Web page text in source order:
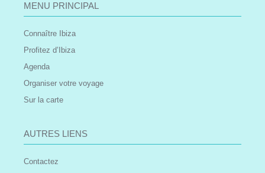
MENU PRINCIPAL
Connaître Ibiza
Profitez d’Ibiza
Agenda
Organiser votre voyage
Sur la carte
AUTRES LIENS
Contactez